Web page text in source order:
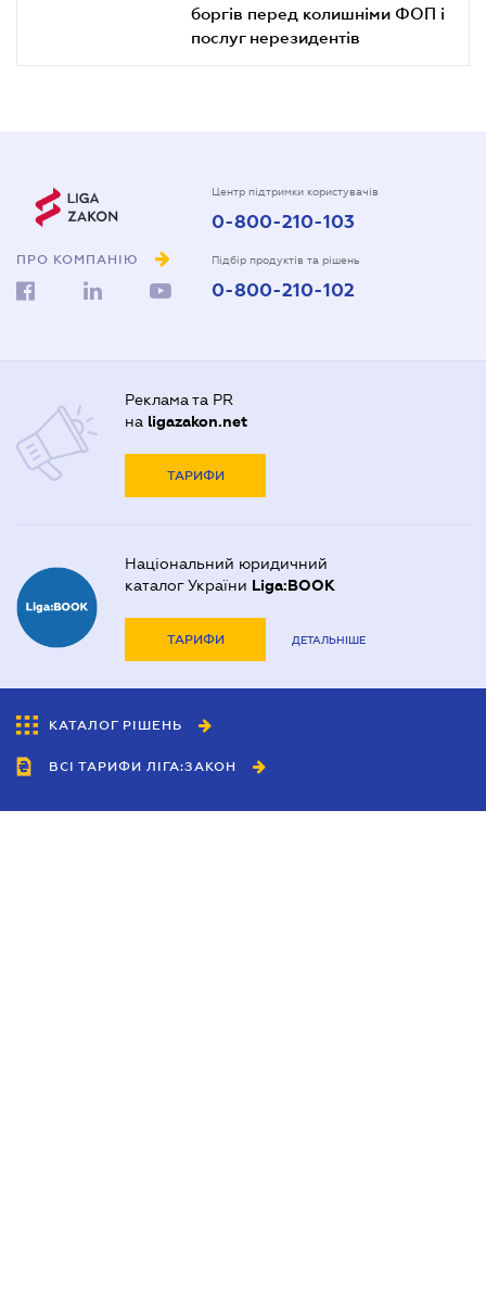
боргів перед колишніми ФОП і
послуг нерезидентів
ПРО КОМПАНІЮ
Центр підтримки користувачів
0-800-210-103
Підбір продуктів та рішень
0-800-210-102
Реклама та PR
на ligazakon.net
ТАРИФИ
Національний юридичний
каталог України Liga:BOOK
ТАРИФИ ДЕТАЛЬНІШЕ
КАТАЛОГ РІШЕНЬ
ВСІ ТАРИФИ ЛІГА:ЗАКОН